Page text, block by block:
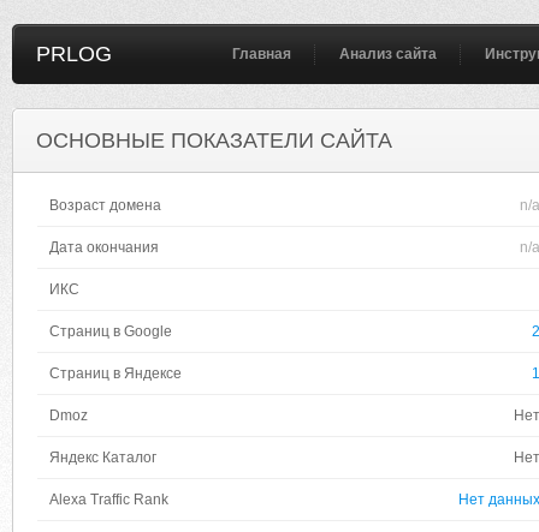
PRLOG Главная Анализ сайта
ОСНОВНЫЕ ПОКАЗАТЕЛИ САЙТА
Возраст домена n/a
Дата окончания n/a
ИКС
Страниц в Google 2
Страниц в Яндексе 1
Dmoz Нет
Яндекс Каталог Нет
Alexa Traffic Rank Нет данных